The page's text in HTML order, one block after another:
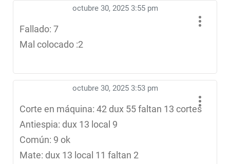
octubre 30, 2025 3:55 pm
Fallado: 7
Mal colocado :2
octubre 30, 2025 3:53 pm
Corte en máquina: 42 dux 55 faltan 13 cortes
Antiespia: dux 13 local 9
Común: 9 ok
Mate: dux 13 local 11 faltan 2